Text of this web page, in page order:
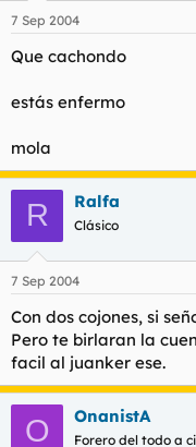
7 Sep 2004
Que cachondo
estás enfermo
mola
R Ralfa
Clásico
7 Sep 2004
Con dos cojones, si
Pero te birlaran la
facil al juanker ese.
O OnanistA
Forero del todo a